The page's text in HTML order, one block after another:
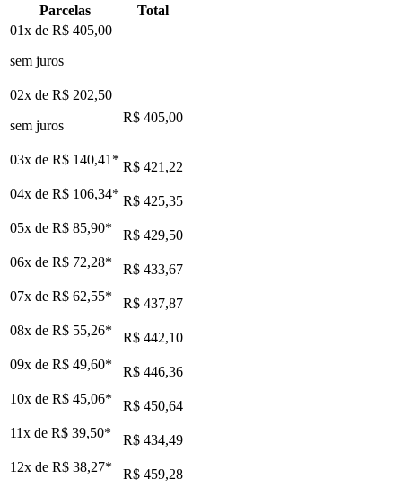
Parcelas
Total
01x de R$ 405,00
sem juros
02x de R$ 202,50
sem juros
R$ 405,00
03x de R$ 140,41 * R$ 421,22
04x de R$ 106,34* R$ 425,35
05x de R$ 85,90*
R$ 429,50
06x de R$ 72,28*
R$ 433,67
07x de R$ 62,55*
R$ 437,87
08x de R$ 55,26*
R$ 442,10
09x de R$ 49,60*
R$ 446,36
10x de R$ 45,06*
R$ 450,64
11x de R$ 39,50*
R$ 434,49
12x de R$ 38,27* R$ 459,28